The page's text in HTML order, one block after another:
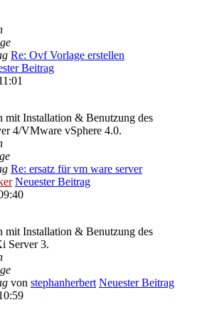
Re: Ovf Vorlage erstellen
Beitrag
mit Installation & Benutzung des
4/VMware vSphere 4.0.
Re: ersatz für vm ware server
Neuester Beitrag
mit Installation & Benutzung des
Server 3.
von stephanherbert Neuester Beitrag